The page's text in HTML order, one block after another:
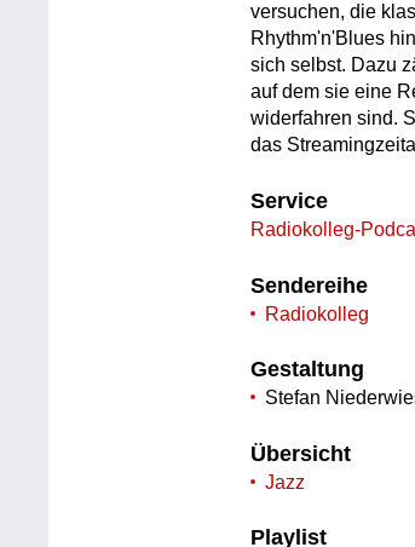
versuchen, die
Rhythm'n'Blues
sich selbst. Dazu
auf dem sie eine
widerfahren sind.
das
Service
Radiokolleg-
Sendereihe
Radiokolleg
Gestaltung
Stefan
Übersicht
Jazz
Playlist